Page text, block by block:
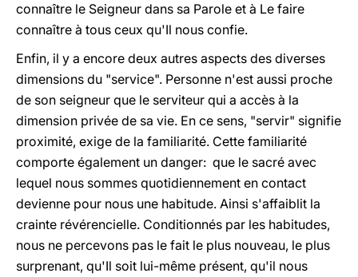
connaître le Seigneur dans sa Parole et à Le faire
connaître à tous ceux qu'Il nous confie.
Enfin, il y a encore deux autres aspects des diverses
dimensions du "service". Personne n'est aussi proche
de son seigneur que le serviteur qui a accès à la
dimension privée de sa vie. En ce sens, "servir" signifie
proximité, exige de la familiarité. Cette familiarité
comporte également un danger: que le sacré avec
lequel nous sommes quotidiennement en contact
devienne pour nous une habitude. Ainsi s'affaiblit la
crainte révérencielle. Conditionnés par les habitudes,
nous ne percevons pas le fait le plus nouveau, le plus
surprenant, qu'Il soit lui-même présent, qu'il nous